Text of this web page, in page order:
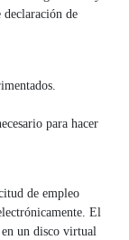
de
para hacer
de empleo
El
en un disco virtual